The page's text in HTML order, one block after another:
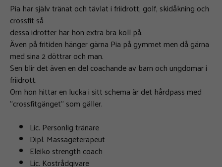
Pia har själv tränat och tävlat i friidrott, golf, skidåkning och
crossfit så
dessa idrotter har hon extra bra koll på.
Även på fritiden hänger gärna Pia på gymmet men då gärna
med sina 2 döttrar och man.
Sen blir det även en del coachande av barn och ungdomar i
friidrott.
Om hon hittar en lucka i sitt schema är det hårdpass med
”crossfitgänget” som gäller.
Lic. Personlig tränare
Dipl. Massageterapeut
Eleiko strength coach
Lic. Kostrådgivare